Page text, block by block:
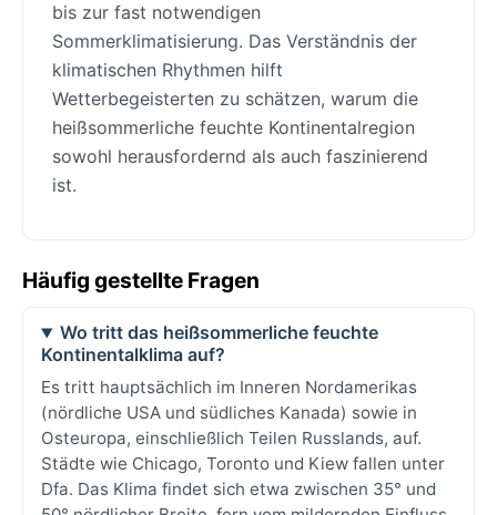
bis zur fast notwendigen
Sommerklimatisierung. Das Verständnis der
klimatischen Rhythmen hilft
Wetterbegeisterten zu schätzen, warum die
heißsommerliche feuchte Kontinentalregion
sowohl herausfordernd als auch faszinierend
ist.
Häufig gestellte Fragen
Wo tritt das heißsommerliche feuchte
Kontinentalklima auf?
Es tritt hauptsächlich im Inneren Nordamerikas
(nördliche USA und südliches Kanada) sowie in
Osteuropa, einschließlich Teilen Russlands, auf.
Städte wie Chicago, Toronto und Kiew fallen unter
Dfa. Das Klima findet sich etwa zwischen 35° und